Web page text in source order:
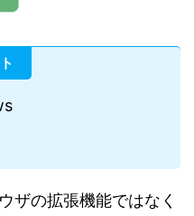
ザの拡張機能ではなく